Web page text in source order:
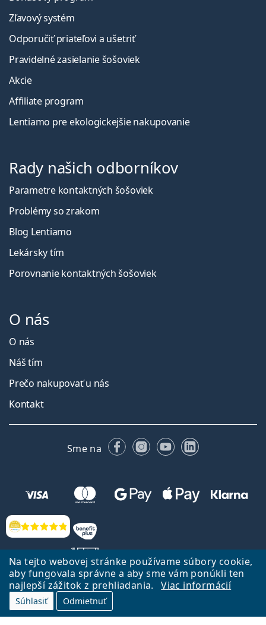
Na tejto webovej stránke používame súbory cookie,
aby fungovala správne a aby sme vám ponúkli ten
najlepší zážitok z prehliadania.
Viac informácií
Súhlasiť Odmietnuť
Hodnotenia
Zľavový systém
Odporučiť priateľovi a ušetriť
Pravidelné zasielanie šošoviek
Akcie
Affiliate program
Lentiamo pre ekologickejšie nakupovanie
Rady našich odborníkov
Parametre kontaktných šošoviek
Problémy so zrakom
Blog Lentiamo
Lekársky tím
Porovnanie kontaktných šošoviek
O nás
O nás
Náš tím
Prečo nakupovať u nás
Kontakt
Sme na FacebookuInstagrame
YouTubeLinkedIn
Späť na Úvodnu stránku
Lentiamo.sk vlastní a prevádzkuje spoločnosť Lentiamo s.r.o., Česká